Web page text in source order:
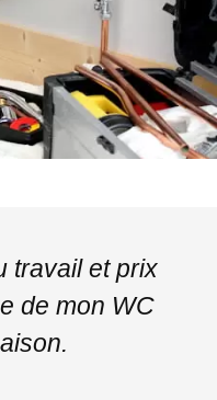
travail et prix
de mon WC